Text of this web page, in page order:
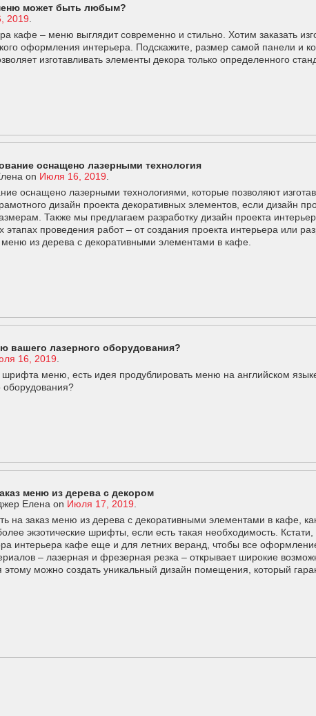
может быть любым?
2019
кафе – меню выглядит современно и стильно. Хотим заказать
оформления интерьера. Подскажите, размер самой панели и
изготавливать элементы декора только определенного
оснащено лазерными технология
on Июля 16, 2019
оснащено лазерными технологиями, которые позволяют
дизайн проекта декоративных элементов, если дизайн
Также мы предлагаем разработку дизайн проекта
этапах проведения работ – от создания проекта интерьера или
из дерева с декоративными элементами в кафе.
вашего лазерного оборудования?
16, 2019
меню, есть идея продублировать меню на английском
меню из дерева с декором
Елена on Июля 17, 2019
на заказ меню из дерева с декоративными элементами в кафе,
экзотические шрифты, если есть такая необходимость.
интерьера кафе еще и для летних веранд, чтобы все
– лазерная и фрезерная резка – открывает широкие
можно создать уникальный дизайн помещения, который